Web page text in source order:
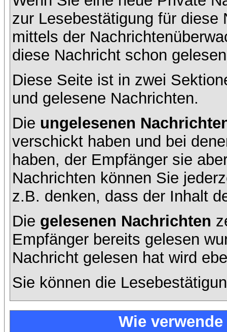
zur Lesebestätigung für diese
mittels der
diese Nachricht schon
Diese Seite ist in zwei
und gelesene Nachrichten.
Die ungelesenen
verschickt haben und bei
haben, der Empfänger sie
Nachrichten können Sie
z.B. denken, dass der Inhalt
Die gelesenen Nachrichten
Empfänger bereits gelesen
Nachricht gelesen hat wird
Sie können die
Wie